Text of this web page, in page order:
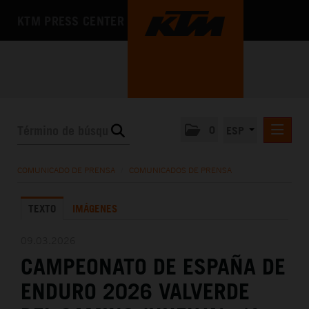
LA EMPRESA
COMUNICADO DE PRENSA COMUNICADOS DE PRENSA
TEXTO IMÁGENES
CAMPEONATO DE ESPAÑA DE
ENDURO 2026 VALVERDE